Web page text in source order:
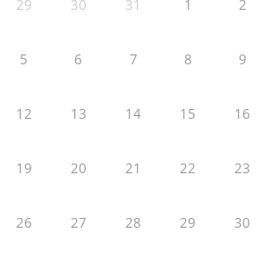
29 30 31 1 2
5 6 7 8 9
12 13 14 15 16
19 20 21 22 23
26 27 28 29 30